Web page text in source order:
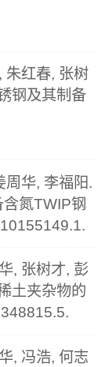
朱红春, 张树
钢及其制备
周华, 李福阳.
氮TWIP钢
, 张树才, 彭
土夹杂物的
, 冯浩, 何志